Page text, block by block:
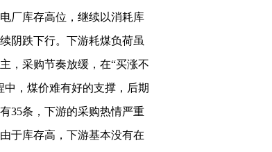
厂库存高位，继续以消耗库
阴跌下行。下游耗煤负荷虽
，采购节奏放缓，在“买涨不
，煤价难有好的支撑，后期
35条，下游的采购热情严重
于库存高，下游基本没有在